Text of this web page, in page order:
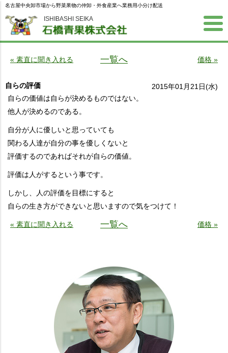
ISHIBASHI SEIKA
名古屋中央卸市場から野菜果物の仲卸・外食産業へ業務用小分け配送
« 素直に聞き入れる 一覧へ 価格 »
自らの評価
2015年01月21日(水)
自らの価値は自らが決めるものではない。
他人が決めるのである。
自分が人に優しいと思っていても
関わる人達が自分の事を優しくないと
評価するのであればそれが自らの価値。
評価は人がするという事です。
しかし、人の評価を目標にすると
自らの生き方ができないと思いますので気をつけて！
« 素直に聞き入れる 一覧へ 価格 »